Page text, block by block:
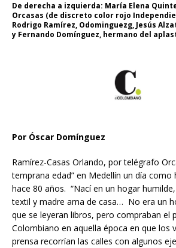
De derecha a izquierda: María Elena
Orcasas (de discreto color rojo
Rodrigo Ramírez, Odominguezg, Jesús
y Fernando Domínguez, hermano del
Por Óscar Domínguez
Ramírez-Casas Orlando, por telégrafo
temprana edad” en Medellín un día como
hace 80 años. “Nací en un hogar
textil y madre ama de casa… No era un
que se leyeran libros, pero compraban el
Colombiano en aquella época en que los
prensa recorrían las calles con algunos